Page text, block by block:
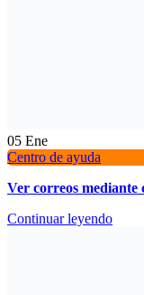
05 Ene
Centro de ayuda
Ver correos mediante
Continuar leyendo